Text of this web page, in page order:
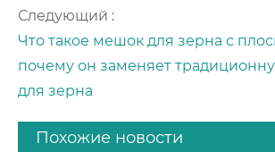
Следующий :
Что такое мешок для зерна с
почему он заменяет
для зерна
Похожие новости